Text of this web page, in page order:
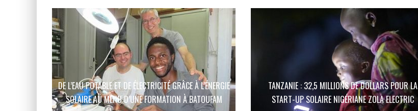
DE L’EAU POTABLE ET DE ÉLECTRICITÉ GRÂCE À L’ÉNERGIE
SOLAIRE AU MENU D’UNE FORMATION À BATOUFAM
TANZANIE : 32,5 MILLIONS DE DOLLARS POUR LA
START-UP SOLAIRE NIGÉRIANE ZOLA ELECTRIC